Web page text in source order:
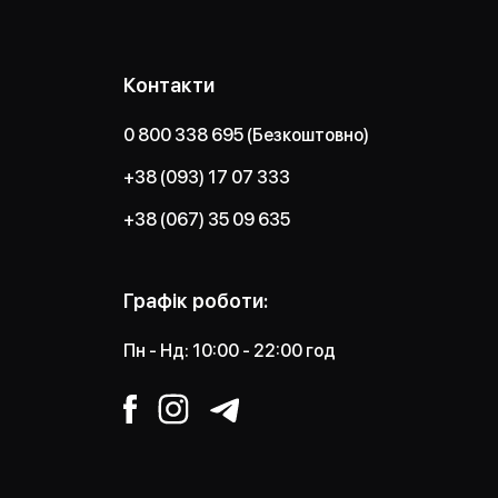
Контакти
0 800 338 695 (Безкоштовно)
+38 (093) 17 07 333
+38 (067) 35 09 635
Графік роботи:
Пн - Нд: 10:00 - 22:00 год